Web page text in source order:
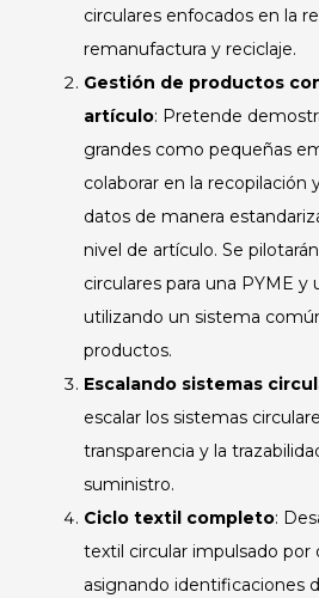
circulares enfocados en la
remanufactura y reciclaje.
Gestión de productos
artículo: Pretende
grandes como pequeñas
colaborar en la recopilación
datos de manera
nivel de artículo. Se
circulares para una PYME y
utilizando un sistema
productos.
Escalando sistemas
escalar los sistemas
transparencia y la
suministro.
Ciclo textil completo:
textil circular impulsado por
asignando identificaciones